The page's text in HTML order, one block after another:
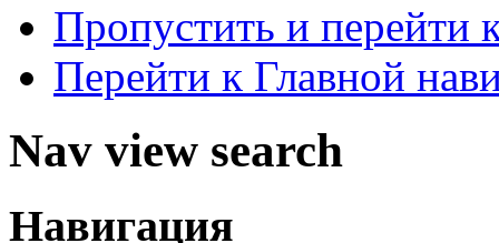
Пропустить и перейти
Перейти к Главной
Nav view search
Навигация